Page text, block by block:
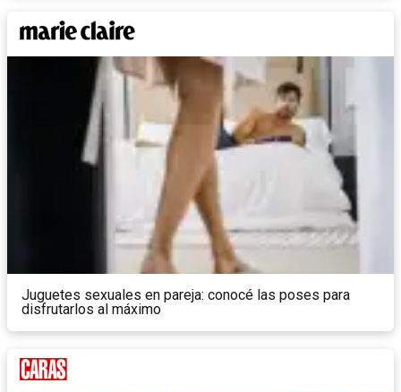
Juguetes sexuales en pareja: conocé las poses para
disfrutarlos al máximo